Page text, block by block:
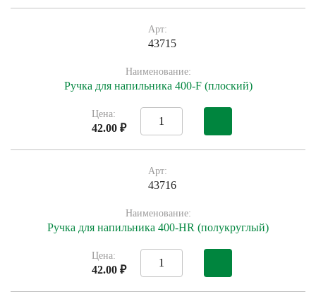
Арт:
43715
Наименование:
Ручка для напильника 400-F (плоский)
Цена:
42.00 ₽
Арт:
43716
Наименование:
Ручка для напильника 400-HR (полукруглый)
Цена:
42.00 ₽